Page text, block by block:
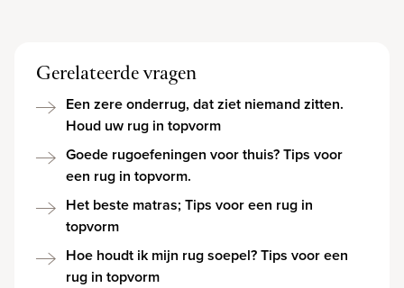
Gerelateerde vragen
Een zere onderrug, dat ziet niemand zitten.
Houd uw rug in topvorm
Goede rugoefeningen voor thuis? Tips voor
een rug in topvorm.
Het beste matras; Tips voor een rug in
topvorm
Hoe houdt ik mijn rug soepel? Tips voor een
rug in topvorm